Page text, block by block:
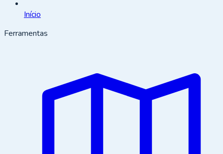
Início
Ferramentas